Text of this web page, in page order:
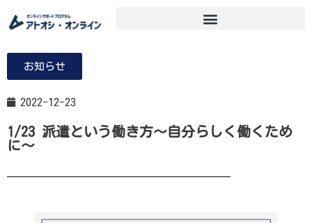
お知らせ
2022-12-23
1/23 派遣という働き方～自分らしく働くため
に～